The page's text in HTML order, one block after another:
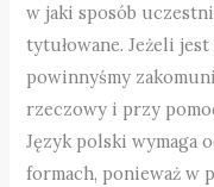
w jaki sposób
tytułowane. Jeżeli
powinnyśmy
rzeczowy i przy
Język polski wymaga
formach, ponieważ w